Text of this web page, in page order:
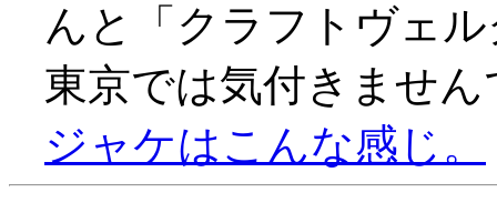
んと「クラフトヴェ
東京では気付きませ
ジャケはこんな感じ。